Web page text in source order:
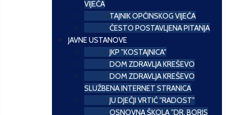
VIJEĆA
TAJNIK OPĆINSKOG VIJEĆA
ČESTO POSTAVLJENA PITANJA
JAVNE USTANOVE
JKP "KOSTAJNICA"
DOM ZDRAVLJA KREŠEVO
DOM ZDRAVLJA KREŠEVO
SLUŽBENA INTERNET STRANICA
JU DJEČJI VRTIĆ "RADOST"
OSNOVNA ŠKOLA "DR. BORIS